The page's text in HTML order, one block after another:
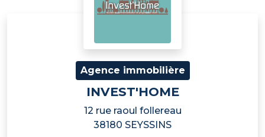
Agence immobilière
INVEST'HOME
12 rue raoul follereau
38180 SEYSSINS